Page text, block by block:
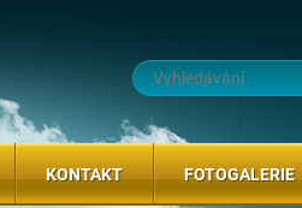
KONTAKT FOTOGALERIE